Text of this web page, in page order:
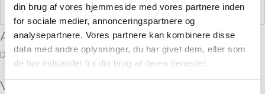
din brug af vores hjemmeside med vores partnere inden
for sociale medier, annonceringspartnere og
analysepartnere. Vores partnere kan kombinere disse
data med andre oplysninger, du har givet dem, eller som
de har indsamlet fra din brug af deres tjenester.
Vægt 0,025 kg
Anmeldelser
Der er endnu ikke nogle anmeldelser.
Vær den første til at anmelde “Silk Mohair